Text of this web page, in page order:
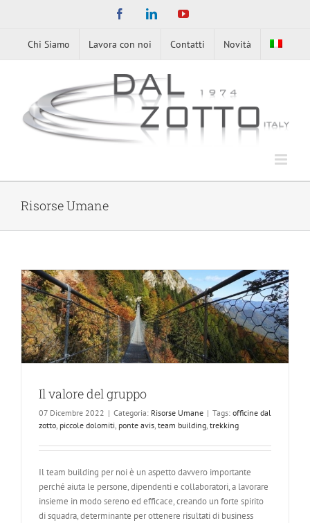
FacebookLinkedInYouTube
Chi Siamo Lavora con noi Contatti Novità
Risorse Umane
Il valore del gruppo
07 Dicembre 2022 | Categoria: Risorse Umane | Tags: officine dal
zotto, piccole dolomiti, ponte avis, team building, trekking
Il team building per noi è un aspetto davvero importante
perché aiuta le persone, dipendenti e collaboratori, a lavorare
insieme in modo sereno ed efficace, creando un forte spirito
di squadra, determinante per ottenere risultati di business